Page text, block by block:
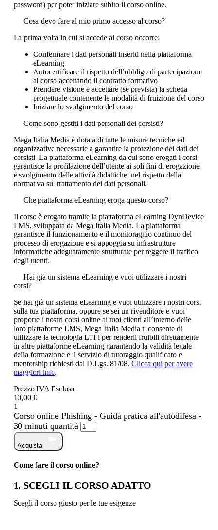
password) per poter iniziare subito il corso online.
Cosa devo fare al mio primo accesso al corso?
La prima volta in cui si accede al corso occorre:
Confermare i dati personali inseriti nella piattaforma
eLearning
Autocertificare il rispetto dell’obbligo di partecipazione
al corso accettando il contratto formativo
Prendere visione e accettare (se prevista) la scheda
progettuale contenente le modalità di fruizione del corso
Iniziare lo svolgimento del corso
Come sono gestiti i dati personali dei corsisti?
Mega Italia Media è dotata di tutte le misure tecniche ed
organizzative necessarie a garantire la protezione dei dati dei
corsisti. La piattaforma eLearning da cui sono erogati i corsi
garantisce la profilazione dell’utente ai soli fini di erogazione
e svolgimento delle attività didattiche, nel rispetto della
normativa sul trattamento dei dati personali.
Che piattaforma eLearning eroga questo corso?
Il corso è erogato tramite la piattaforma eLearning DynDevice
LMS, sviluppata da Mega Italia Media. La piattaforma
garantisce il funzionamento e il monitoraggio continuo del
processo di erogazione e si appoggia su infrastrutture
informatiche adeguatamente strutturate per reggere il traffico
degli utenti.
Hai già un sistema eLearning e vuoi utilizzare i nostri
corsi?
Se hai già un sistema eLearning e vuoi utilizzare i nostri corsi
sulla tua piattaforma, oppure se sei un rivenditore e vuoi
proporre i nostri corsi online ai tuoi clienti all’interno delle
loro piattaforme LMS, Mega Italia Media ti consente di
utilizzare la tecnologia LTI i per renderli fruibili direttamente
in altre piattaforme eLearning garantendo la validità legale
della formazione e il servizio di tutoraggio qualificato e
mentorship richiesti dal D.Lgs. 81/08. Clicca qui per avere
maggiori info.
Prezzo IVA Esclusa
10,00 €
1
Corso online Phishing - Guida pratica all'autodifesa -
30 minuti quantità
Acquista
Come fare il corso online?
1. SCEGLI IL CORSO ADATTO
Scegli il corso giusto per le tue esigenze